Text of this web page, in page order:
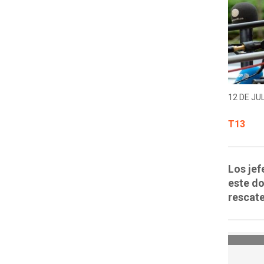
12 DE
T13
Los
este